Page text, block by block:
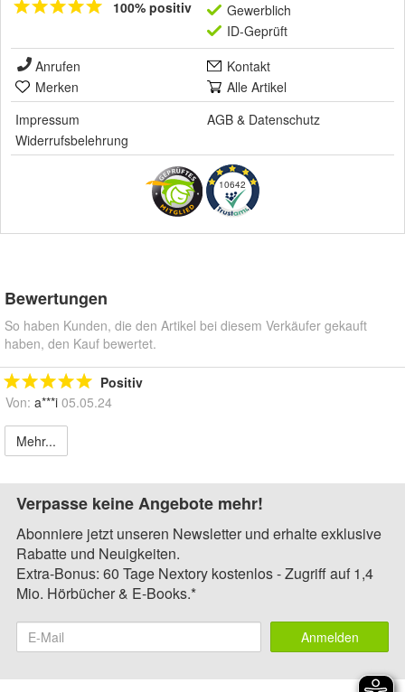
100% positiv
Gewerblich
ID-Geprüft
Anrufen
Kontakt
Merken
Alle Artikel
Impressum
AGB & Datenschutz
Widerrufsbelehrung
10642
Bewertungen
So haben Kunden, die den Artikel bei diesem Verkäufer gekauft
haben, den Kauf bewertet.
Positiv
Von: a***i 05.05.24
Mehr...
Verpasse keine Angebote mehr!
Abonniere jetzt unseren Newsletter und erhalte exklusive
Rabatte und Neuigkeiten.
Extra-Bonus: 60 Tage Nextory kostenlos - Zugriff auf 1,4
Mio. Hörbücher & E-Books.*
Anmelden